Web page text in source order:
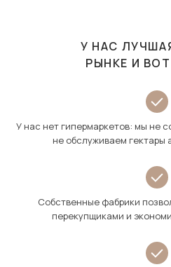
У НАС
РЫНКЕ И
У нас нет гипермаркетов: мы не
не обслуживаем гектары
Собственные фабрики
перекупщиками и